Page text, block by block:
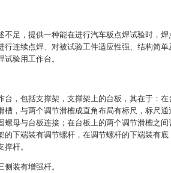
不足，提供一种能在进行汽车板点焊试验时，焊
行连续点焊、对被试验工件适应性强、结构简单
验用工作台。
台，包括支撑架，支撑架上的台板，其在于：在
槽，与两个调节滑槽成直角布局有标尺，标尺通
螺母与台板连接；在台板上的两个调节滑槽之间
的下端装有调节螺杆，在调节螺杆的下端装有底
杆。
装有增强杆。